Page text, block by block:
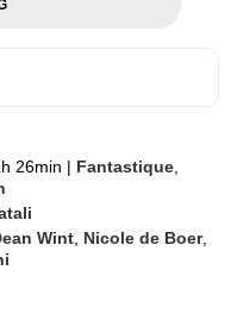
26min | Fantastique
Wint Nicole de Boer,